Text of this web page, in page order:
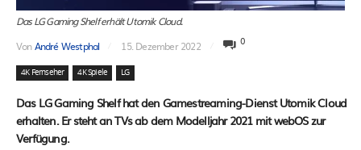
Das LG Gaming Shelf erhält Utomik Cloud.
VonAndré Westphal 15. Dezember 2022 0
4K Fernseher 4K Spiele LG
Das LG Gaming Shelf hat den Gamestreaming-Dienst Utomik Cloud
erhalten. Er steht an TVs ab dem Modelljahr 2021 mit webOS zur
Verfügung.